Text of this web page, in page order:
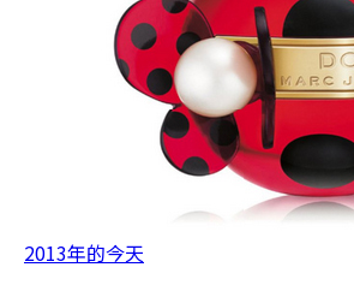
2013年的今天